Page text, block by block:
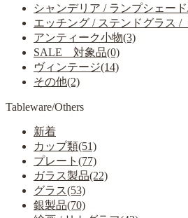
シャンデリア / ランプシェー
エッチング / ステンドグラス /
アンティーク小物(3)
SALE 対象品(0)
ヴィンテージ(14)
その他(2)
Tableware/Others
新着
カップ類(51)
プレート(77)
ガラス製品(22)
グラス(53)
銀製品(70)